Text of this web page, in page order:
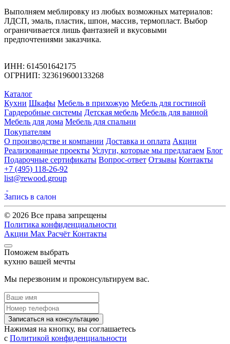
Выполняем меблировку из любых возможных материалов:
ЛДСП, эмаль, пластик, шпон, массив, термопласт. Выбор
ограничивается лишь фантазией и вкусовыми
предпочтениями заказчика.
ИНН: 614501642175
ОГРНИП: 323619600133268
Каталог
Кухни Шкафы Мебель в прихожую Мебель для гостиной
Гардеробные системы Детская мебель Мебель для ванной
Мебель для дома Мебель для спальни
Покупателям
О производстве и компании Доставка и оплата Акции
Реализованные проекты Услуги, которые мы предлагаем Блог
Подарочные сертификаты Вопрос-ответ Отзывы Контакты
+7 (495) 118-26-92
list@rewood.group
Запись в салон
© 2026 Все права запрещены
Политика конфиденциальности
Акции Max Расчёт Контакты
Поможем выбрать
кухню вашей мечты
Мы перезвоним и проконсультируем вас.
Записаться на консультацию
Нажимая на кнопку, вы соглашаетесь
с Политикой конфиденциальности